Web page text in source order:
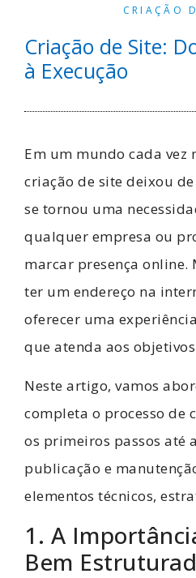
CRIAÇÃO
Criação de Site:
à Execução
Em um mundo cada vez
criação de site deixou
se tornou uma
qualquer empresa ou
marcar presença online.
ter um endereço na
oferecer uma
que atenda aos
Neste artigo, vamos
completa o processo de
os primeiros passos até
publicação e
elementos técnicos,
1. A
Bem